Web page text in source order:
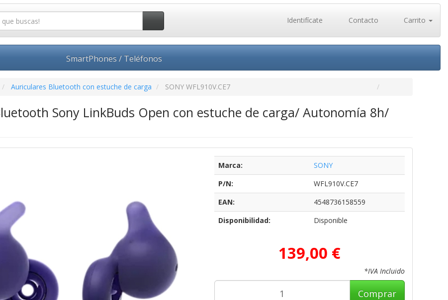
Identifícate Contacto Carrito
SmartPhones / Teléfonos
Auriculares Bluetooth con estuche de carga SONY WFL910V.CE7
Sony LinkBuds Open con estuche de carga/ Autonomía 8h/
Marca:
SONY
P/N:
WFL910V.CE7
EAN:
4548736158559
Disponibilidad:
Disponible
139,00 €
*IVA Incluido
Comprar